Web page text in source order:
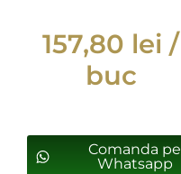
157,80 lei /
buc
Comanda pe
Whatsapp